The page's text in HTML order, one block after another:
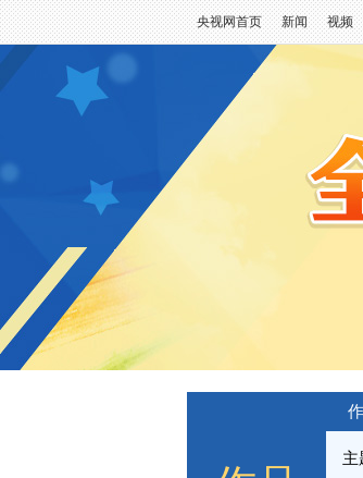
央视网首页 新闻 视频
主